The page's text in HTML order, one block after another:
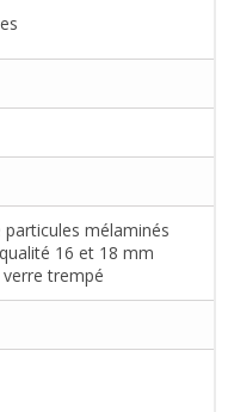
particules mélaminés
16 et 18 mm
trempé